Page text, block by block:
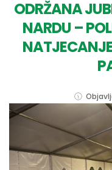
ODRŽANA
NARDU –